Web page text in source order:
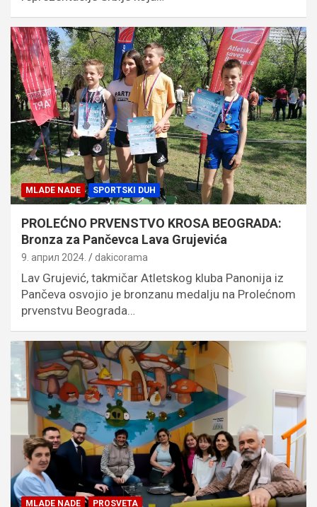
MLADE NADE SPORTSKI DUH
PROLEĆNO PRVENSTVO KROSA BEOGRADA:
Bronza za Pančevca Lava Grujevića
9. април 2024. dakicorama
Lav Grujević, takmičar Atletskog kluba Panonija iz
Pančeva osvojio je bronzanu medalju na Prolećnom
prvenstvu Beograda…
MLADE NADE PROSVETA